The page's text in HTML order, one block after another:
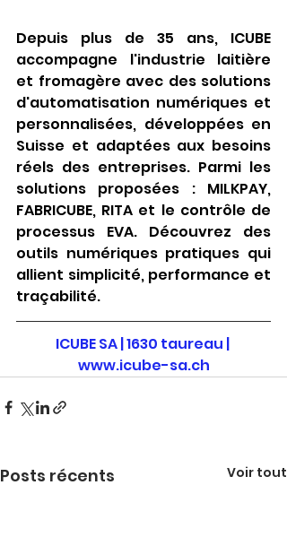
Depuis plus de 35 ans, ICUBE
accompagne l'industrie laitière
et fromagère avec des solutions
d'automatisation numériques et
personnalisées, développées en
Suisse et adaptées aux besoins
réels des entreprises. Parmi les
solutions proposées : MILKPAY,
FABRICUBE, RITA et le contrôle de
processus EVA. Découvrez des
outils numériques pratiques qui
allient simplicité, performance et
traçabilité.
ICUBE SA | 1630 taureau |
www.icube-sa.ch
Posts récents Voir tout